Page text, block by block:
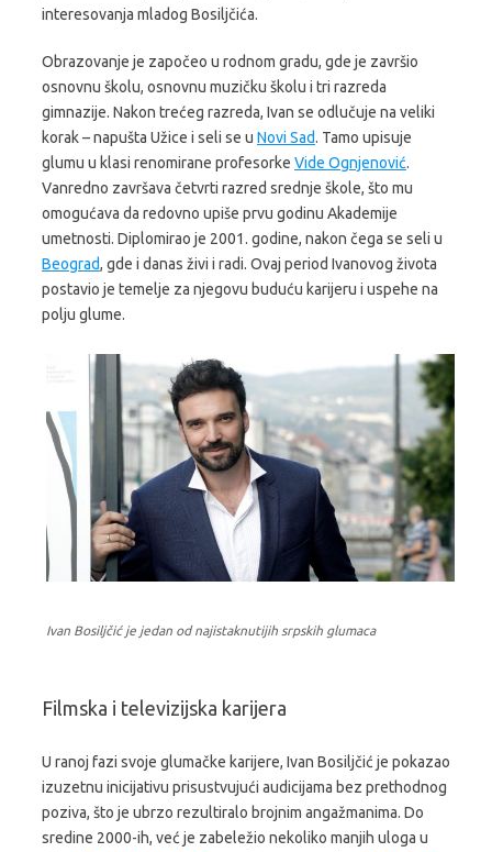
interesovanja mladog Bosiljčića.
Obrazovanje je započeo u rodnom gradu, gde je završio
osnovnu školu, osnovnu muzičku školu i tri razreda
gimnazije. Nakon trećeg razreda, Ivan se odlučuje na veliki
korak – napušta Užice i seli se u Novi Sad. Tamo upisuje
glumu u klasi renomirane profesorke Vide Ognjenović.
Vanredno završava četvrti razred srednje škole, što mu
omogućava da redovno upiše prvu godinu Akademije
umetnosti. Diplomirao je 2001. godine, nakon čega se seli u
Beograd, gde i danas živi i radi. Ovaj period Ivanovog života
postavio je temelje za njegovu buduću karijeru i uspehe na
polju glume.
Ivan Bosiljčić je jedan od najistaknutijih srpskih glumaca
Filmska i televizijska karijera
U ranoj fazi svoje glumačke karijere, Ivan Bosiljčić je pokazao
izuzetnu inicijativu prisustvujući audicijama bez prethodnog
poziva, što je ubrzo rezultiralo brojnim angažmanima. Do
sredine 2000-ih, već je zabeležio nekoliko manjih uloga u